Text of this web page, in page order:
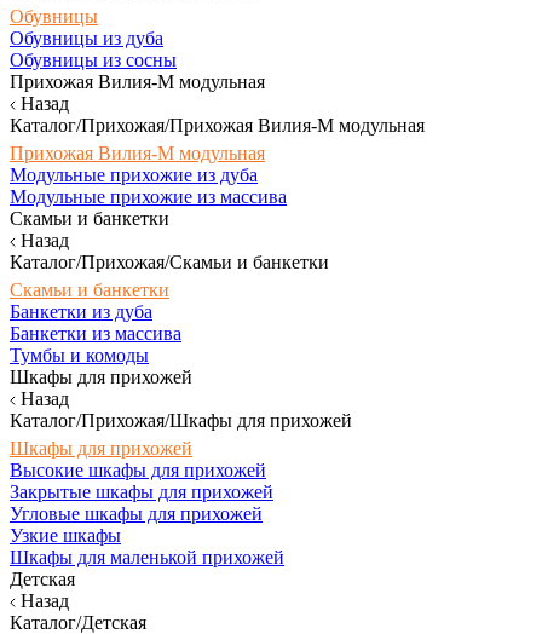
Обувницы
Обувницы из дуба
Обувницы из сосны
Прихожая Вилия-М модульная
Назад
Каталог/Прихожая/Прихожая Вилия-М модульная
Прихожая Вилия-М модульная
Модульные прихожие из дуба
Модульные прихожие из массива
Скамьи и банкетки
Назад
Каталог/Прихожая/Скамьи и банкетки
Скамьи и банкетки
Банкетки из дуба
Банкетки из массива
Тумбы и комоды
Шкафы для прихожей
Назад
Каталог/Прихожая/Шкафы для прихожей
Шкафы для прихожей
Высокие шкафы для прихожей
Закрытые шкафы для прихожей
Угловые шкафы для прихожей
Узкие шкафы
Шкафы для маленькой прихожей
Детская
Назад
Каталог/Детская